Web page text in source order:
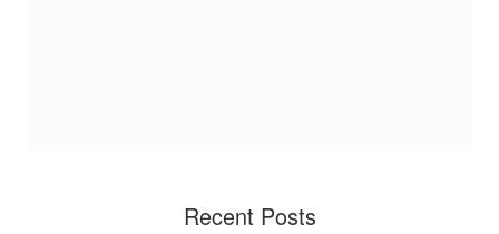
Recent Posts